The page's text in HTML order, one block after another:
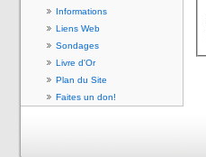
Informations
Liens Web
Sondages
Livre d'Or
Plan du Site
Faites un don!